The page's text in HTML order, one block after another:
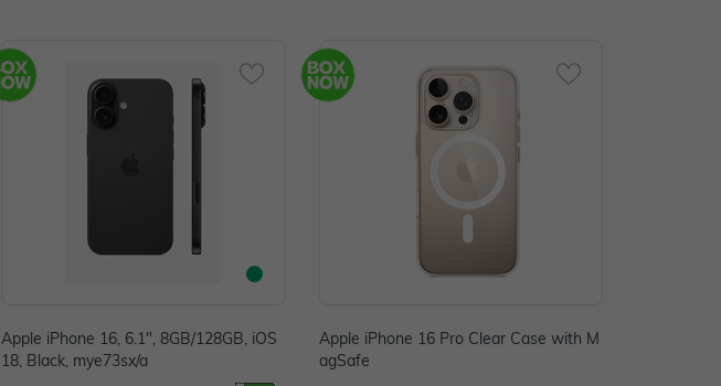
Apple iPhone 16, 6.1", 8GB/128GB, iOS
18, Black, mye73sx/a
Apple iPhone 16 Pro Clear Case with M
agSafe